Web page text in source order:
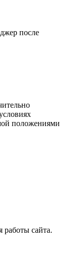
после
положениями
сайта.